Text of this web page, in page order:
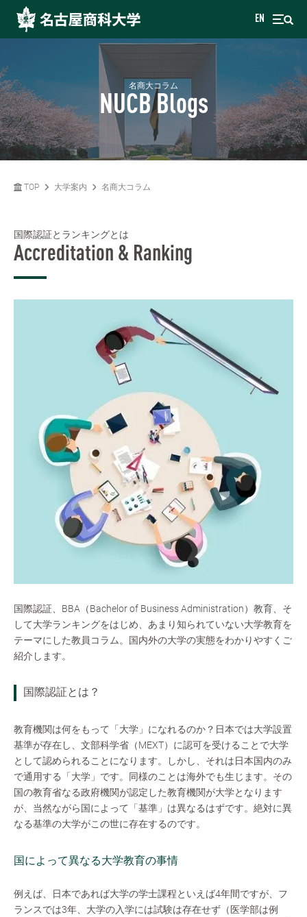
EN
名商大コラム
NUCB Blogs
TOP 大学案内 名商大コラム
国際認証とランキングとは
Accreditation & Ranking
国際認証、BBA（Bachelor of Business Administration）教育、そ
して大学ランキングをはじめ、あまり知られていない大学教育を
テーマにした教員コラム。国内外の大学の実態をわかりやすくご
紹介します。
国際認証とは？
教育機関は何をもって「大学」になれるのか？日本では大学設置
基準が存在し、文部科学省（MEXT）に認可を受けることで大学
として認められることになります。しかし、それは日本国内のみ
で通用する「大学」です。同様のことは海外でも生じます。その
国の教育省なる政府機関が認定した教育機関が大学となります
が、当然ながら国によって「基準」は異なるはずです。絶対に異
なる基準の大学がこの世に存在するのです。
国によって異なる大学教育の事情
例えば、日本であれば大学の学士課程といえば4年間ですが、フ
ランスでは3年、大学の入学には試験は存在せず（医学部は例